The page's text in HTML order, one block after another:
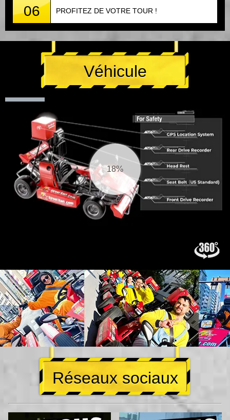
06 PROFITEZ DE VOTRE TOUR !
Véhicule
19%
Réseaux sociaux